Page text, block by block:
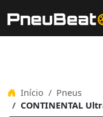
Início
Pneus
CONTINENTAL